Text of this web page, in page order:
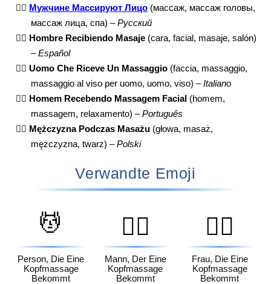
💆‍♂️ Мужчине Массируют Лицо (массаж, массаж головы,
массаж лица, спа) –Русский
💆‍♂️ Hombre Recibiendo Masaje (cara, facial, masaje, salón)
–Español
💆‍♂️ Uomo Che Riceve Un Massaggio (faccia, massaggio,
massaggio al viso per uomo, uomo, viso) –Italiano
💆‍♂️ Homem Recebendo Massagem Facial (homem,
massagem, relaxamento) –Português
💆‍♂️ Mężczyzna Podczas Masażu (głowa, masaż,
mężczyzna, twarz) –Polski
Verwandte Emoji
💆
Person, Die Eine
Kopfmassage
Bekommt
💆‍♂️
Mann, Der Eine
Kopfmassage
Bekommt
💆‍♀️
Frau, Die Eine
Kopfmassage
Bekommt